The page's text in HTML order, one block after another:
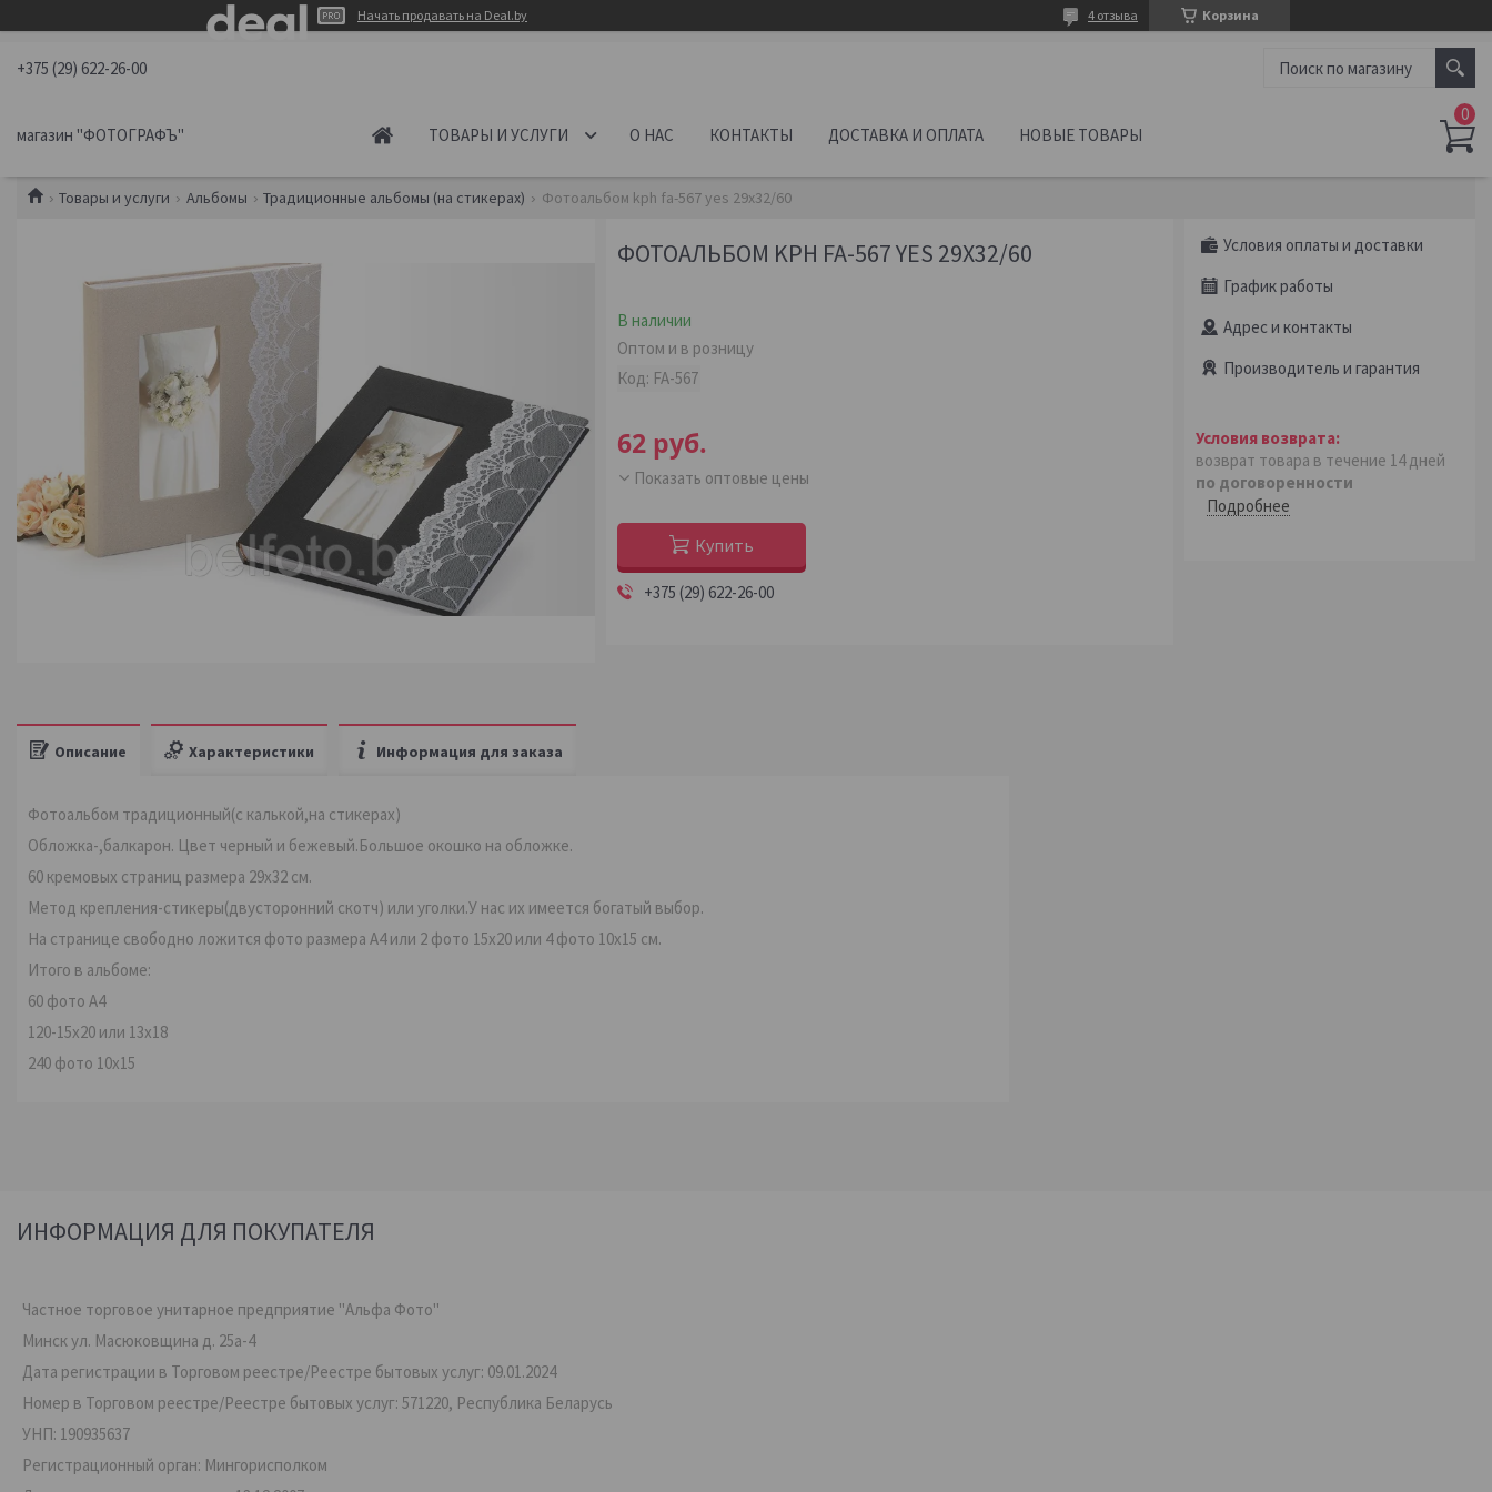
Начать продавать на Deal.by Корзина
4 отзыва
+375 (29) 622-26-00
магазин "ФОТОГРАФЪ" ТОВАРЫ И УСЛУГИ О НАС КОНТАКТЫ ДОСТАВКА И ОПЛАТА НОВЫЕ ТОВАРЫ
Товары и услуги Альбомы Традиционные альбомы (на стикерах) Фотоальбом kph fa-567 yes 29x32/60
ФОТОАЛЬБОМ KPH FA-567 YES 29X32/60
В наличии
Оптом и в розницу
Код: FA-567
62 руб.
Показать оптовые цены
Купить
+375 (29) 622-26-00
Условия оплаты и доставки
График работы
Адрес и контакты
Производитель и гарантия
возврат товара в течение 14 дней
по договоренности
Подробнее
Описание Характеристики Информация для заказа
Фотоальбом традиционный(с калькой,на стикерах)
Обложка-,балкарон. Цвет черный и бежевый.Большое окошко на обложке.
60 кремовых страниц размера 29х32 см.
Метод крепления-стикеры(двусторонний скотч) или уголки.У нас их имеется богатый выбор.
На странице свободно ложится фото размера А4 или 2 фото 15х20 или 4 фото 10х15 см.
Итого в альбоме:
60 фото А4
120-15х20 или 13х18
240 фото 10х15
ИНФОРМАЦИЯ ДЛЯ ПОКУПАТЕЛЯ
Частное торговое унитарное предприятие "Альфа Фото"
Минск ул. Масюковщина д. 25а-4
Дата регистрации в Торговом реестре/Реестре бытовых услуг: 09.01.2024
Номер в Торговом реестре/Реестре бытовых услуг: 571220, Республика Беларусь
УНП: 190935637
Регистрационный орган: Мингорисполком